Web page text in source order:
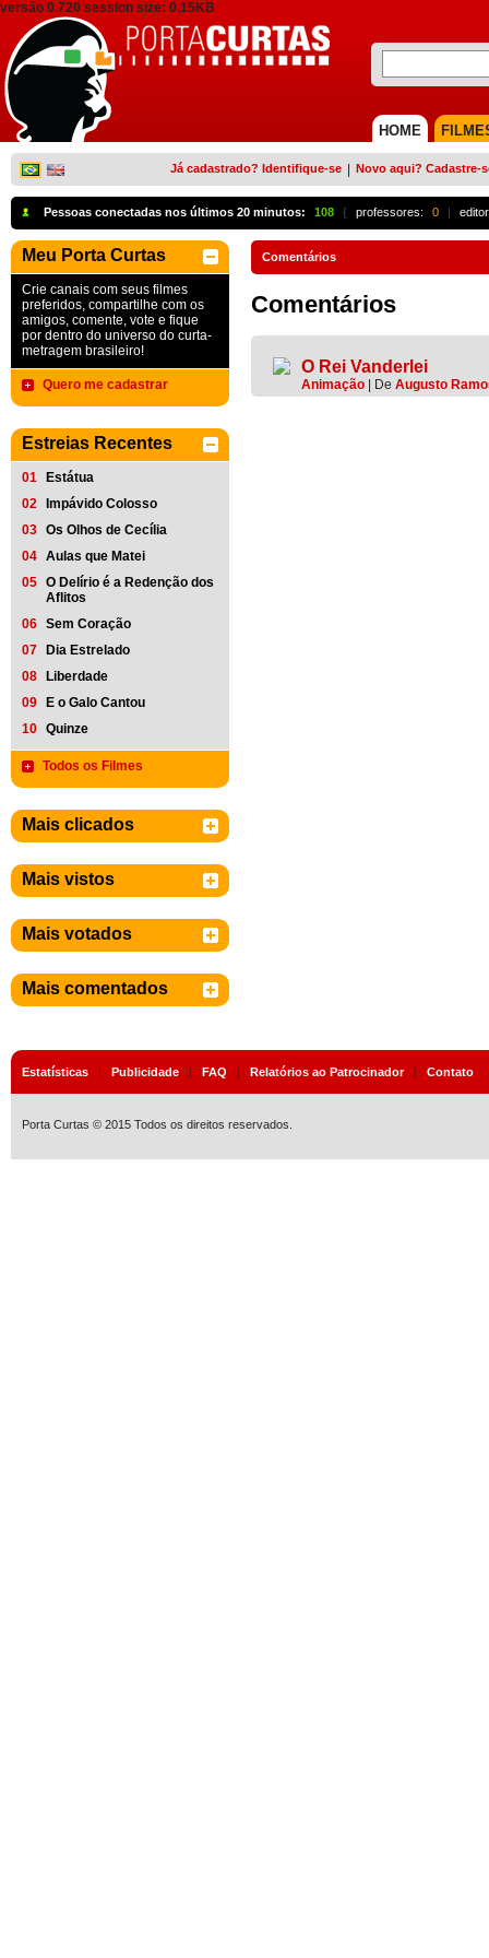
versão 0.720 session size: 0,15KB
HOME
Já cadastrado? Identifique-se Novo aqui? Cadastre-
Pessoas conectadas nos últimos 20 minutos: 108 { professores: 0 |
Meu Porta Curtas
Crie canais com seus filmes
preferidos, compartilhe com os
amigos, comente, vote e fique
por dentro do universo do curta-
metragem brasileiro!
Quero me cadastrar
Estreias Recentes
01
Estátua
02
Impávido Colosso
03 Os Olhos de Cecília
04 Aulas que Matei
05 O Delírio é a Redenção dos
Aflitos
06 Sem Coração
07
Dia Estrelado
08
Liberdade
09
E o Galo Cantou
10 Quinze
Todos os Filmes
Mais clicados
Mais vistos
Mais votados
Mais comentados
Comentários
Comentários
O Rei Vanderlei
Animação De Augusto
Estatísticas | Publicidade | FAQ | Relatórios ao Patrocinador| Contato
Porta Curtas © 2015 Todos os direitos reservados.